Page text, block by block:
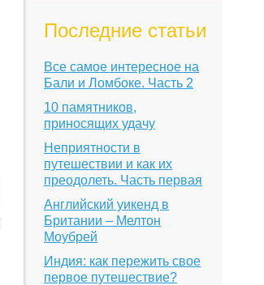
Последние статьи
Все самое интересное на
Бали и Ломбоке. Часть 2
10 памятников,
приносящих удачу
Неприятности в
путешествии и как их
преодолеть. Часть первая
Английский уикенд в
Британии – Мелтон
Моубрей
Индия: как пережить свое
первое путешествие?